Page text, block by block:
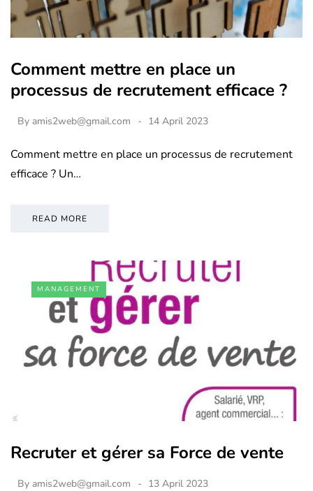
Comment mettre en place un
processus de recrutement efficace ?
By amis2web@gmail.com 14 April 2023
Comment mettre en place un processus de recrutement
efficace ? Un…
READ MORE
MANAGEMENT
Recruter et gérer sa Force de vente
By amis2web@gmail.com 13 April 2023